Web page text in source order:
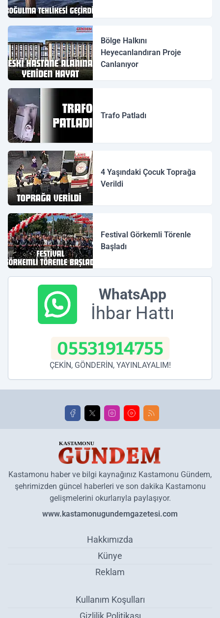
Bölge Halkını
Heyecanlandıran Proje
Canlanıyor
Trafo Patladı
4 Yaşındaki Çocuk Toprağa
Verildi
Festival Görkemli Törenle
Başladı
WhatsApp
İhbar Hattı
05531914755
ÇEKİN, GÖNDERİN, YAYINLAYALIM!
Kastamonu haber ve bilgi kaynağınız Kastamonu Gündem,
şehrimizden güncel haberleri ve son dakika Kastamonu
gelişmelerini okurlarıyla paylaşıyor.
www.kastamonugundemgazetesi.com
Hakkımızda
Künye
Reklam
Kullanım Koşulları